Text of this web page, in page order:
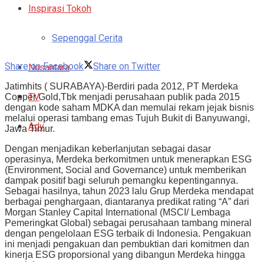
Inspirasi Tokoh
Sepenggal Cerita
Nusantara
TV
Adv
Share on Facebook Share on Twitter
Jatimhits ( SURABAYA)-Berdiri pada 2012, PT Merdeka
Copper Gold,Tbk menjadi perusahaan publik pada 2015
dengan kode saham MDKA dan memulai rekam jejak bisnis
melalui operasi tambang emas Tujuh Bukit di Banyuwangi,
Jawa Timur.
Dengan menjadikan keberlanjutan sebagai dasar
operasinya, Merdeka berkomitmen untuk menerapkan ESG
(Environment, Social and Governance) untuk memberikan
dampak positif bagi seluruh pemangku kepentingannya.
Sebagai hasilnya, tahun 2023 lalu Grup Merdeka mendapat
berbagai penghargaan, diantaranya predikat rating “A” dari
Morgan Stanley Capital International (MSCI/ Lembaga
Pemeringkat Global) sebagai perusahaan tambang mineral
dengan pengelolaan ESG terbaik di Indonesia. Pengakuan
ini menjadi pengakuan dan pembuktian dari komitmen dan
kinerja ESG proporsional yang dibangun Merdeka hingga